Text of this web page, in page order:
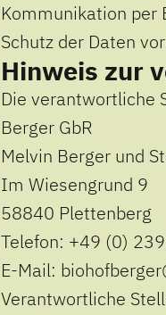
Kommunikation per
Schutz der Daten
Hinweis zur
Die verantwortliche
Berger GbR
Melvin Berger und
Im Wiesengrund 9
58840 Plettenberg
Telefon: +49 (0)
E-Mail:
Verantwortliche